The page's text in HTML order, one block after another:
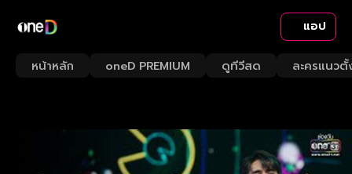
แอป
หน้าหลัก oneD PREMIUM ดูทีวีสด ละครแนวตั้